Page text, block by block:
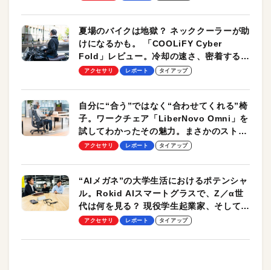
夏場のバイクは地獄？ ネッククーラーが助
けになるかも。 「COOLiFY Cyber
Fold」レビュー。冷却の速さ、密着する冷
却プレート、シンプルな操作性がグッド！
アクセサリ レポート タイアップ
自分に“合う”ではなく“合わせてくれる”椅
子。ワークチェア「LiberNovo Omni」を
試してわかったその魅力。まさかのストレ
ッチ機能も搭載
アクセサリ レポート タイアップ
“AIメガネ”の大学生活におけるポテンシャ
ル。Rokid AIスマートグラスで、Z／α世
代は何を見る？ 現役学生起業家、そして教
授による体験会レポート【PR】
アクセサリ レポート タイアップ